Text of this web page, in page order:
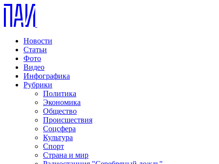
Новости
Статьи
Фото
Видео
Инфографика
Рубрики
Политика
Экономика
Общество
Происшествия
Соцсфера
Культура
Спорт
Страна и мир